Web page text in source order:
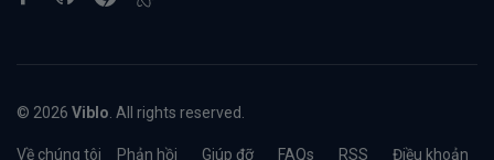
© 2026 Viblo . All rights reserved.
Về chúng tôi Phản hồi Giúp đỡ FAQs RSS Điều khoản